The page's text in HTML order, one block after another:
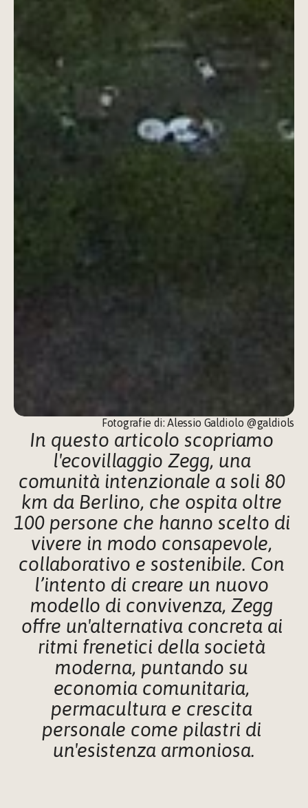
Fotografie di: Alessio Galdiolo @galdiols
In questo articolo scopriamo
l'ecovillaggio Zegg, una
comunità intenzionale a soli 80
km da Berlino, che ospita oltre
100 persone che hanno scelto di
vivere in modo consapevole,
collaborativo e sostenibile. Con
l’intento di creare un nuovo
modello di convivenza, Zegg
offre un'alternativa concreta ai
ritmi frenetici della società
moderna, puntando su
economia comunitaria,
permacultura e crescita
personale come pilastri di
un'esistenza armoniosa.